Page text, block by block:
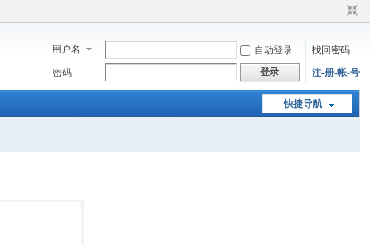
用户名 自动登录
找回密码
密码
登录 注-册-帐-号
快捷导航